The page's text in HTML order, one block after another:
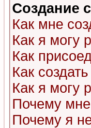
Создание
Как мне
Как я могу
Как
Как
Как я могу
Почему
Почему я